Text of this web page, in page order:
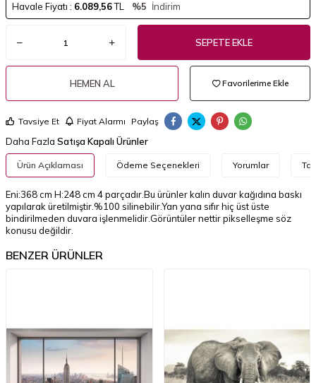
Havale Fiyatı : 6.089,56TL %5 İndirim
SEPETE EKLE
HEMEN AL Favorilerime Ekle
Tavsiye Et Fiyat Alarmı Paylaş
Daha Fazla Satışa Kapalı Ürünler
Ürün Açıklaması Ödeme Seçenekleri Yorumlar
Eni:368 cm H:248 cm 4 parçadır.Bu ürünler kalın duvar kağıdına baskı
yapılarak üretilmiştir.%100 silinebilir.Yan yana sıfır hiç üst üste
bindirilmeden duvara işlenmelidir.Görüntüler nettir pikselleşme söz
konusu değildir.
BENZER ÜRÜNLER